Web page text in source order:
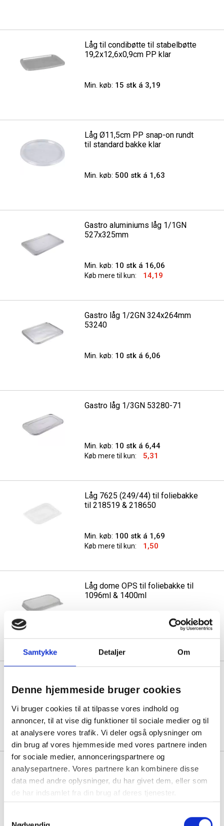
Samtykke Detaljer Om
Denne hjemmeside bruger cookies
Vi bruger cookies til at tilpasse vores indhold og
annoncer, til at vise dig funktioner til sociale medier og til
at analysere vores trafik. Vi deler også oplysninger om
din brug af vores hjemmeside med vores partnere inden
for sociale medier, annonceringspartnere og
analysepartnere. Vores partnere kan kombinere disse
data med andre oplysninger, du har givet dem, eller som
de har indsamlet fra din brug af deres tjenester.
Låg til condibøtte til stabelbøtte
19,2x12,6x0,9cm PP klar
Min. køb: 15 stk á 3,19
Låg Ø11,5cm PP snap-on rundt
til standard bakke klar
Min. køb: 500 stk á 1,63
Gastro aluminiums låg 1/1GN
527x325mm
Min. køb: 10 stk á 16,06
Køb mere til kun: 14,19
Gastro låg 1/2GN 324x264mm
53240
Min. køb: 10 stk á 6,06
Gastro låg 1/3GN 53280-71
Min. køb: 10 stk á 6,44
Køb mere til kun: 5,31
Låg 7625 (249/44) til foliebakke
til 218519 & 218650
Min. køb: 100 stk á 1,69
Køb mere til kun: 1,50
Låg dome OPS til foliebakke til
1096ml & 1400ml
4,00
Ready2Cook Rektangulær
300x200x26mm PET,
transparent, pakke a 100 stk
1 pakke á 582,50
Låg t/plastbakke, Duni Fixpack,
Rund Ø 112, højde 6 PP,
transparent, karton a 700 stk